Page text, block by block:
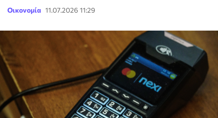
Οικονομία 11.07.2026 11:29